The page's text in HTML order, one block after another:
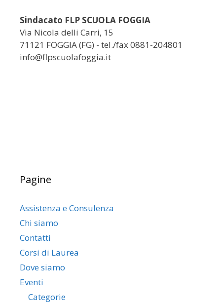
Sindacato FLP SCUOLA FOGGIA
Via Nicola delli Carri, 15
71121 FOGGIA (FG) - tel./fax 0881-204801
info@flpscuolafoggia.it
Pagine
Assistenza e Consulenza
Chi siamo
Contatti
Corsi di Laurea
Dove siamo
Eventi
Categorie